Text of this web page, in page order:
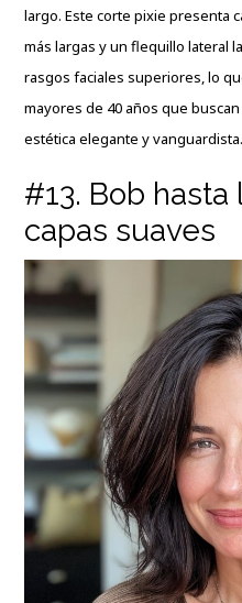
largo. Este corte pixie presenta
más largas y un flequillo lateral
rasgos faciales superiores, lo
mayores de 40 años que
estética elegante y vanguardista.
#13. Bob
capas suaves